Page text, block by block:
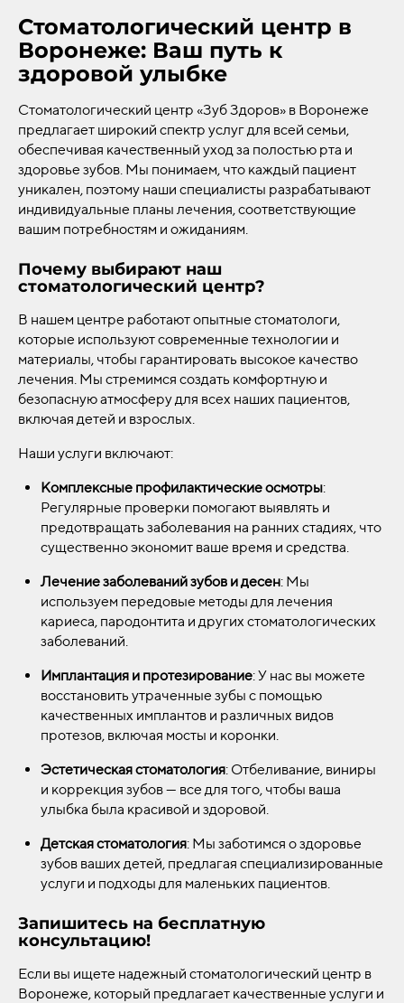
Стоматологический центр в
Воронеже: Ваш путь к
здоровой улыбке
Стоматологический центр «Зуб Здоров» в Воронеже
предлагает широкий спектр услуг для всей семьи,
обеспечивая качественный уход за полостью рта и
здоровье зубов. Мы понимаем, что каждый пациент
уникален, поэтому наши специалисты разрабатывают
индивидуальные планы лечения, соответствующие
вашим потребностям и ожиданиям.
Почему выбирают наш
стоматологический центр?
В нашем центре работают опытные стоматологи,
которые используют современные технологии и
материалы, чтобы гарантировать высокое качество
лечения. Мы стремимся создать комфортную и
безопасную атмосферу для всех наших пациентов,
включая детей и взрослых.
Наши услуги включают:
Комплексные профилактические осмотры:
Регулярные проверки помогают выявлять и
предотвращать заболевания на ранних стадиях, что
существенно экономит ваше время и средства.
Лечение заболеваний зубов и десен: Мы
используем передовые методы для лечения
кариеса, пародонтита и других стоматологических
заболеваний.
Имплантация и протезирование: У нас вы можете
восстановить утраченные зубы с помощью
качественных имплантов и различных видов
протезов, включая мосты и коронки.
Эстетическая стоматология: Отбеливание, виниры
и коррекция зубов — все для того, чтобы ваша
улыбка была красивой и здоровой.
Детская стоматология: Мы заботимся о здоровье
зубов ваших детей, предлагая специализированные
услуги и подходы для маленьких пациентов.
Запишитесь на бесплатную
консультацию!
Если вы ищете надежный стоматологический центр в
Воронеже, который предлагает качественные услуги и